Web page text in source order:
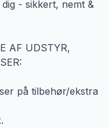
- sikkert, nemt &
AF UDSTYR,
på tilbehør/ekstra